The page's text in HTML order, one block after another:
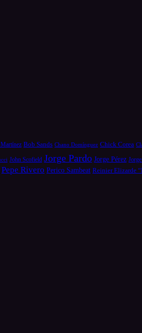
Bob Sands Chano Domínguez Chick Corea
John Scofield Jorge Pardo Jorge Pérez
Pepe Rivero Perico Sambeat Reinier Elizarde